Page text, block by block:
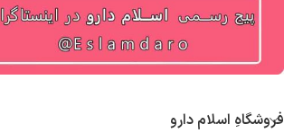
فروشگاهِ اسلام دارو